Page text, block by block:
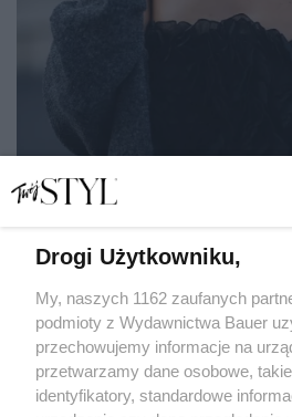
5 złotych zasad pielęgnacji skóry
Gwarantują wakacyjny glow
JOLANTA ZAKROCKA
Drogi Użytkowniku,
My, naszych 1162 zaufanych
podmioty z Wydawnictwa Bauer
przechowujemy informacje na
przetwarzamy dane osobowe,
identyfikatory, standardowe